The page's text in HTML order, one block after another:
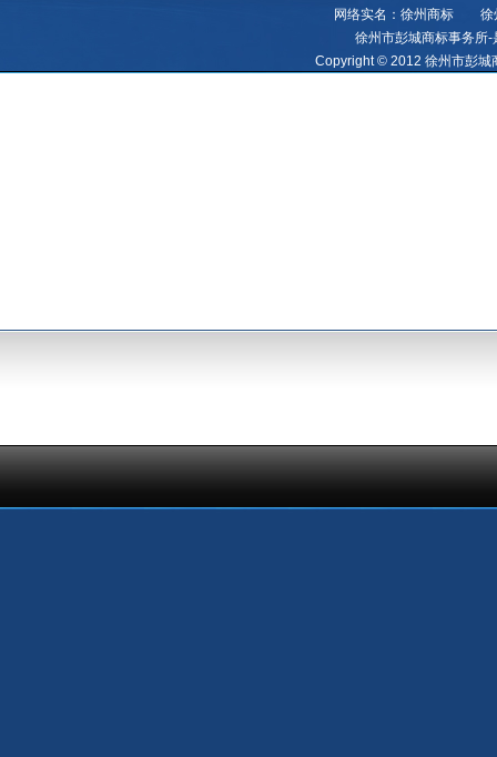
网络实名：徐州商标 徐
徐州市彭城商标事务所-
Copyright © 2012 徐州市彭